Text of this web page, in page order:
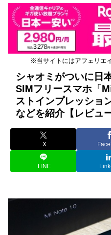
※当サイトにはアフェリエ
シャオミがついに日
SIMフリースマホ「
ストインプレッショ
などを紹介【レビュー
X
LINE